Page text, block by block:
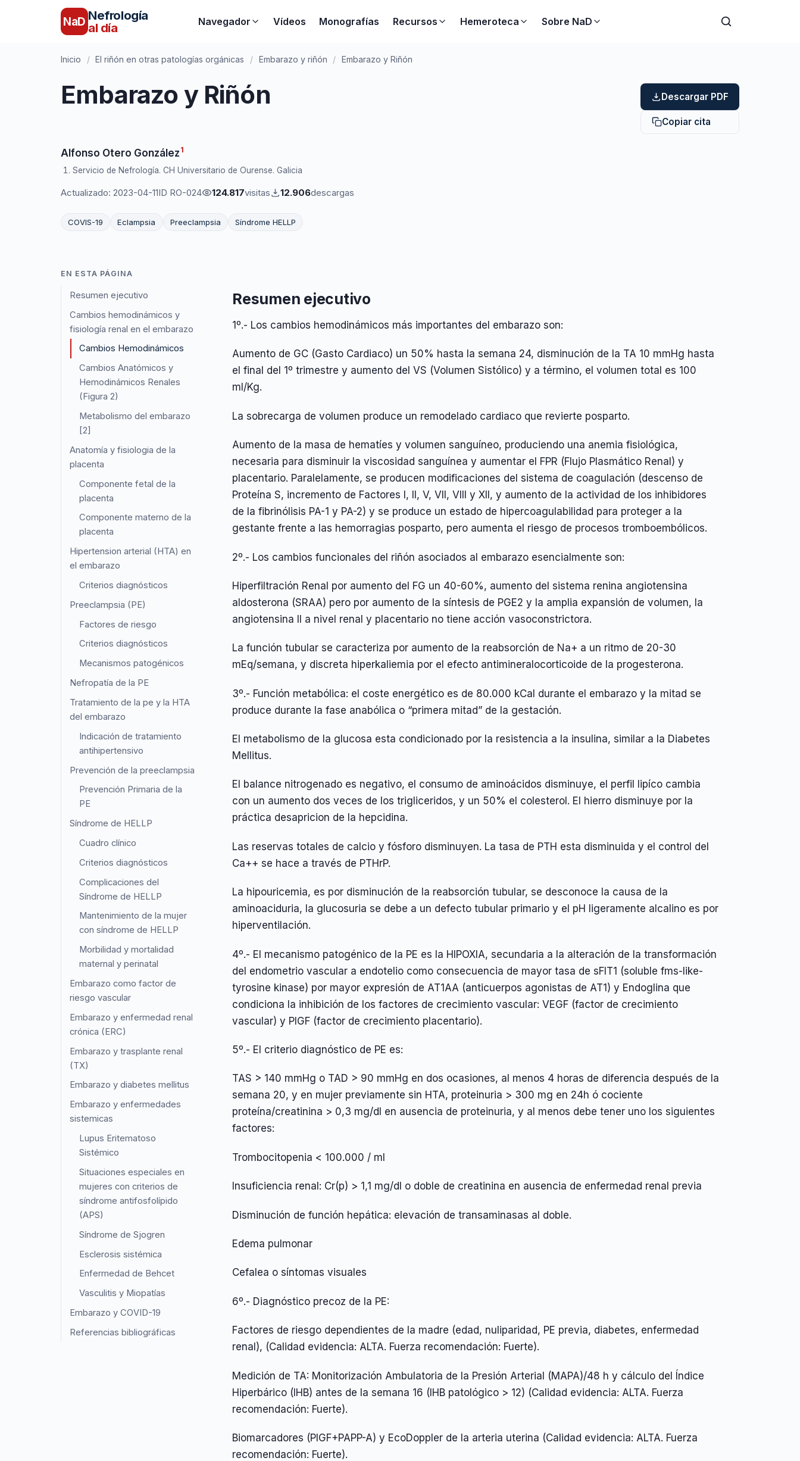
NaD Nefrología
al día
Navegador Vídeos Monografías Recursos Hemeroteca Sobre NaD
Inicio / El riñón en otras patologías orgánicas / Embarazo y riñón / Embarazo y Riñón
Embarazo y Riñón Descargar PDF
Copiar cita
Alfonso Otero González 1
Servicio de Nefrología. CH Universitario de Ourense. Galicia
Actualizado: 2023-04-11ID RO-024 124.817visitas 12.906descargas
COVIS-19 Eclampsia Preeclampsia Síndrome HELLP
EN ESTA PÁGINA
Resumen ejecutivo
Cambios hemodinámicos y
fisiología renal en el embarazo
Cambios Hemodinámicos
Cambios Anatómicos y
Hemodinámicos Renales
(Figura 2)
Metabolismo del embarazo
[2]
Anatomía y fisiologia de la
placenta
Componente fetal de la
placenta
Componente materno de la
placenta
Hipertension arterial (HTA) en
el embarazo
Criterios diagnósticos
Preeclampsia (PE)
Factores de riesgo
Criterios diagnósticos
Mecanismos patogénicos
Nefropatía de la PE
Tratamiento de la pe y la HTA
del embarazo
Indicación de tratamiento
antihipertensivo
Prevención de la preeclampsia
Prevención Primaria de la
PE
Síndrome de HELLP
Cuadro clínico
Criterios diagnósticos
Complicaciones del
Síndrome de HELLP
Mantenimiento de la mujer
con síndrome de HELLP
Morbilidad y mortalidad
maternal y perinatal
Embarazo como factor de
riesgo vascular
Embarazo y enfermedad renal
crónica (ERC)
Embarazo y trasplante renal
(TX)
Embarazo y diabetes mellitus
Embarazo y enfermedades
sistemicas
Lupus Eritematoso
Sistémico
Situaciones especiales en
mujeres con criterios de
síndrome antifosfolípido
(APS)
Síndrome de Sjogren
Esclerosis sistémica
Enfermedad de Behcet
Vasculitis y Miopatías
Embarazo y COVID-19
Referencias bibliográficas
Resumen ejecutivo
1º.- Los cambios hemodinámicos más importantes del embarazo son:
Aumento de GC (Gasto Cardiaco) un 50% hasta la semana 24, disminución de la TA 10 mmHg hasta
el final del 1º trimestre y aumento del VS (Volumen Sistólico) y a término, el volumen total es 100
ml/Kg.
La sobrecarga de volumen produce un remodelado cardiaco que revierte posparto.
Aumento de la masa de hematíes y volumen sanguíneo, produciendo una anemia fisiológica,
necesaria para disminuir la viscosidad sanguínea y aumentar el FPR (Flujo Plasmático Renal) y
placentario. Paralelamente, se producen modificaciones del sistema de coagulación (descenso de
Proteína S, incremento de Factores I, II, V, VII, VIII y XII, y aumento de la actividad de los inhibidores
de la fibrinólisis PA-1 y PA-2) y se produce un estado de hipercoagulabilidad para proteger a la
gestante frente a las hemorragias posparto, pero aumenta el riesgo de procesos tromboembólicos.
2º.- Los cambios funcionales del riñón asociados al embarazo esencialmente son:
Hiperfiltración Renal por aumento del FG un 40-60%, aumento del sistema renina angiotensina
aldosterona (SRAA) pero por aumento de la síntesis de PGE2 y la amplia expansión de volumen, la
angiotensina II a nivel renal y placentario no tiene acción vasoconstrictora.
La función tubular se caracteriza por aumento de la reabsorción de Na+ a un ritmo de 20-30
mEq/semana, y discreta hiperkaliemia por el efecto antimineralocorticoide de la progesterona.
3º.- Función metabólica: el coste energético es de 80.000 kCal durante el embarazo y la mitad se
produce durante la fase anabólica o “primera mitad” de la gestación.
El metabolismo de la glucosa esta condicionado por la resistencia a la insulina, similar a la Diabetes
Mellitus.
El balance nitrogenado es negativo, el consumo de aminoácidos disminuye, el perfil lipíco cambia
con un aumento dos veces de los trigliceridos, y un 50% el colesterol. El hierro disminuye por la
práctica desapricion de la hepcidina.
Las reservas totales de calcio y fósforo disminuyen. La tasa de PTH esta disminuida y el control del
Ca++ se hace a través de PTHrP.
La hipouricemia, es por disminución de la reabsorción tubular, se desconoce la causa de la
aminoaciduria, la glucosuria se debe a un defecto tubular primario y el pH ligeramente alcalino es por
hiperventilación.
4º.- El mecanismo patogénico de la PE es la HIPOXIA, secundaria a la alteración de la transformación
del endometrio vascular a endotelio como consecuencia de mayor tasa de sFlT1 (soluble fms-like-
tyrosine kinase) por mayor expresión de AT1AA (anticuerpos agonistas de AT1) y Endoglina que
condiciona la inhibición de los factores de crecimiento vascular: VEGF (factor de crecimiento
vascular) y PIGF (factor de crecimiento placentario).
5º.- El criterio diagnóstico de PE es:
TAS > 140 mmHg o TAD > 90 mmHg en dos ocasiones, al menos 4 horas de diferencia después de la
semana 20, y en mujer previamente sin HTA, proteinuria > 300 mg en 24h ó cociente
proteína/creatinina > 0,3 mg/dl en ausencia de proteinuria, y al menos debe tener uno los siguientes
factores:
Trombocitopenia < 100.000 / ml
Insuficiencia renal: Cr(p) > 1,1 mg/dl o doble de creatinina en ausencia de enfermedad renal previa
Disminución de función hepática: elevación de transaminasas al doble.
Edema pulmonar
Cefalea o síntomas visuales
6º.- Diagnóstico precoz de la PE:
Factores de riesgo dependientes de la madre (edad, nuliparidad, PE previa, diabetes, enfermedad
renal), (Calidad evidencia: ALTA. Fuerza recomendación: Fuerte).
Medición de TA: Monitorización Ambulatoria de la Presión Arterial (MAPA)/48 h y cálculo del Índice
Hiperbárico (IHB) antes de la semana 16 (IHB patológico > 12) (Calidad evidencia: ALTA. Fuerza
recomendación: Fuerte).
Biomarcadores (PIGF+PAPP-A) y EcoDoppler de la arteria uterina (Calidad evidencia: ALTA. Fuerza
recomendación: Fuerte).